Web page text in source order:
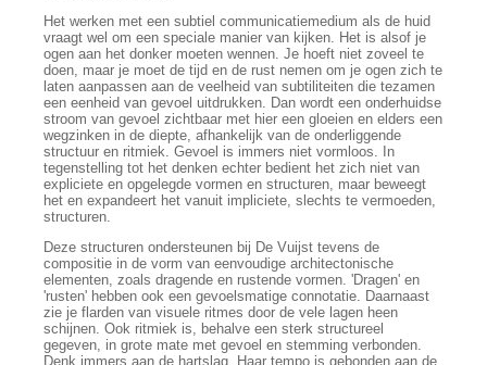
Het werken met een subtiel communicatiemedium als de huid
vraagt wel om een speciale manier van kijken. Het is alsof je
ogen aan het donker moeten wennen. Je hoeft niet zoveel te
doen, maar je moet de tijd en de rust nemen om je ogen zich te
laten aanpassen aan de veelheid van subtiliteiten die tezamen
een eenheid van gevoel uitdrukken. Dan wordt een onderhuidse
stroom van gevoel zichtbaar met hier een gloeien en elders een
wegzinken in de diepte, afhankelijk van de onderliggende
structuur en ritmiek. Gevoel is immers niet vormloos. In
tegenstelling tot het denken echter bedient het zich niet van
expliciete en opgelegde vormen en structuren, maar beweegt
het en expandeert het vanuit impliciete, slechts te vermoeden,
structuren.
Deze structuren ondersteunen bij De Vuijst tevens de
compositie in de vorm van eenvoudige architectonische
elementen, zoals dragende en rustende vormen. 'Dragen' en
'rusten' hebben ook een gevoelsmatige connotatie. Daarnaast
zie je flarden van visuele ritmes door de vele lagen heen
schijnen. Ook ritmiek is, behalve een sterk structureel
gegeven, in grote mate met gevoel en stemming verbonden.
Denk immers aan de hartslag. Haar tempo is gebonden aan de